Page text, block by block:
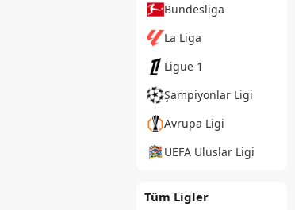
Bundesliga
La Liga
Ligue 1
Şampiyonlar Ligi
Avrupa Ligi
UEFA Uluslar Ligi
Tüm Ligler